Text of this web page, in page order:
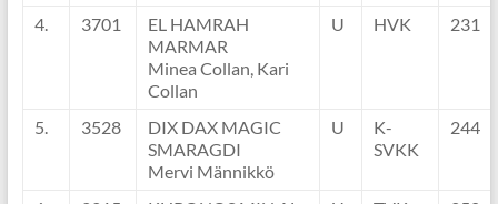
4. 3701
EL HAMRAH
MARMAR
Minea Collan, Kari
Collan
U HVK 231
5. 3528
DIX DAX MAGIC
SMARAGDI
Mervi Männikkö
U
K-
SVKK
244